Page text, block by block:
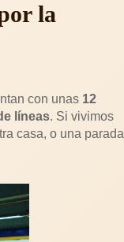
la
con unas 12
líneas. Si vivimos
casa, o una parada